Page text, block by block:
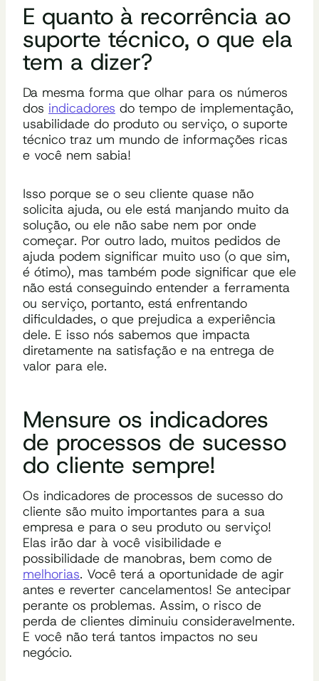
E quanto à recorrência ao
suporte técnico, o que ela
tem a dizer?
Da mesma forma que olhar para os números
dos indicadores do tempo de implementação,
usabilidade do produto ou serviço, o suporte
técnico traz um mundo de informações ricas
e você nem sabia!
Isso porque se o seu cliente quase não
solicita ajuda, ou ele está manjando muito da
solução, ou ele não sabe nem por onde
começar. Por outro lado, muitos pedidos de
ajuda podem significar muito uso (o que sim,
é ótimo), mas também pode significar que ele
não está conseguindo entender a ferramenta
ou serviço, portanto, está enfrentando
dificuldades, o que prejudica a experiência
dele. E isso nós sabemos que impacta
diretamente na satisfação e na entrega de
valor para ele.
Mensure os indicadores
de processos de sucesso
do cliente sempre!
Os indicadores de processos de sucesso do
cliente são muito importantes para a sua
empresa e para o seu produto ou serviço!
Elas irão dar à você visibilidade e
possibilidade de manobras, bem como de
melhorias. Você terá a oportunidade de agir
antes e reverter cancelamentos! Se antecipar
perante os problemas. Assim, o risco de
perda de clientes diminuiu consideravelmente.
E você não terá tantos impactos no seu
negócio.